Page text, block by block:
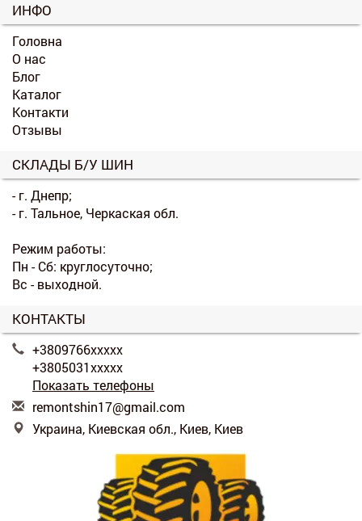
ИНФО
Головна
О нас
Блог
Каталог
Контакти
Отзывы
СКЛАДЫ Б/У ШИН
- г. Днепр;
- г. Тальное, Черкаская обл.
Режим работы:
Пн - Сб: круглосуточно;
Вс - выходной.
КОНТАКТЫ
+3809766xxxxx
+3805031xxxxx
Показать телефоны
remontshin17@gmail.com
Украина, Киевская обл., Киев, Киев